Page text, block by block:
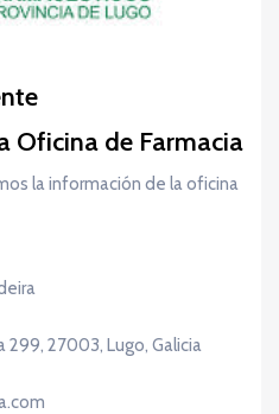
Oficina de Farmacia
la información de la oficina
299, 27003, Lugo, Galicia